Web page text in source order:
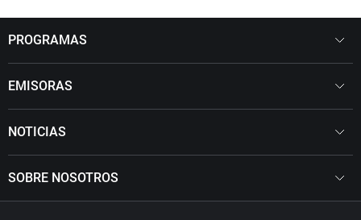
PROGRAMAS
EMISORAS
NOTICIAS
SOBRE NOSOTROS